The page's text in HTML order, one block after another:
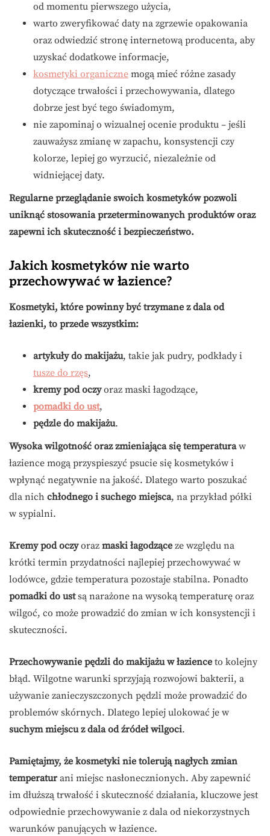
od momentu pierwszego użycia,
warto zweryfikować daty na zgrzewie opakowania
oraz odwiedzić stronę internetową producenta, aby
uzyskać dodatkowe informacje,
kosmetyki organiczne mogą mieć różne zasady
dotyczące trwałości i przechowywania, dlatego
dobrze jest być tego świadomym,
nie zapominaj o wizualnej ocenie produktu – jeśli
zauważysz zmianę w zapachu, konsystencji czy
kolorze, lepiej go wyrzucić, niezależnie od
widniejącej daty.
Regularne przeglądanie swoich kosmetyków pozwoli
uniknąć stosowania przeterminowanych produktów oraz
zapewni ich skuteczność i bezpieczeństwo.
Jakich kosmetyków nie warto
przechowywać w łazience?
Kosmetyki, które powinny być trzymane z dala od
łazienki, to przede wszystkim:
artykuły do makijażu, takie jak pudry, podkłady i
tusze do rzęs,
kremy pod oczyoraz maski łagodzące,
pomadki do ust,
pędzle do makijażu.
Wysoka wilgotność oraz zmieniająca się temperaturaw
łazience mogą przyspieszyć psucie się kosmetyków i
wpłynąć negatywnie na jakość. Dlatego warto poszukać
dla nich chłodnego i suchego miejsca, na przykład półki
w sypialni.
Kremy pod oczyoraz maski łagodzące ze względu na
krótki termin przydatności najlepiej przechowywać w
lodówce, gdzie temperatura pozostaje stabilna. Ponadto
pomadki do ustsą narażone na wysoką temperaturę oraz
wilgoć, co może prowadzić do zmian w ich konsystencji i
skuteczności.
Przechowywanie pędzli do makijażu w łazience to kolejny
błąd. Wilgotne warunki sprzyjają rozwojowi bakterii, a
używanie zanieczyszczonych pędzli może prowadzić do
problemów skórnych. Dlatego lepiej ulokować je w
suchym miejscu z dala od źródeł wilgoci.
Pamiętajmy, że kosmetyki nie tolerują nagłych zmian
temperaturani miejsc nasłonecznionych. Aby zapewnić
im dłuższą trwałość i skuteczność działania, kluczowe jest
odpowiednie przechowywanie z dala od niekorzystnych
warunków panujących w łazience.